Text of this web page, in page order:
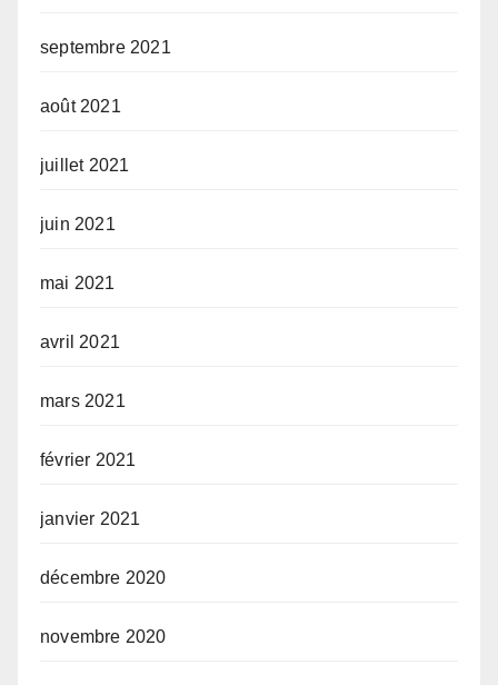
septembre 2021
août 2021
juillet 2021
juin 2021
mai 2021
avril 2021
mars 2021
février 2021
janvier 2021
décembre 2020
novembre 2020